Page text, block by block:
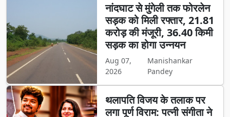
नांदघाट से मुंगेली तक फोरलेन
सड़क को मिली रफ्तार, 21.81
करोड़ की मंजूरी, 36.40 किमी
सड़क का होगा उन्नयन
Aug 07,
2026
Manishankar
Pandey
थलापति विजय के तलाक पर
लगा पूर्ण विराम: पत्नी संगीता ने